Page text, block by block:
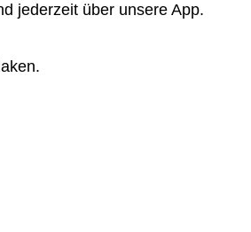
jederzeit über unsere App.